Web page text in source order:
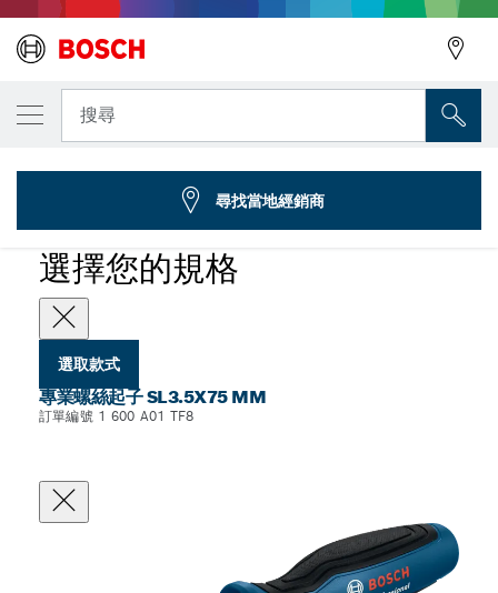
搜尋
... 專業螺絲起子 SL3.5X75 mm
選擇您的規格
選取款式
專業螺絲起子 SL3.5X75 MM
訂單編號 1 600 A01 TF8
您選取的款式
螺絲起子，SL3.5x75
1 600 A01 TF8
尋找當地經銷商